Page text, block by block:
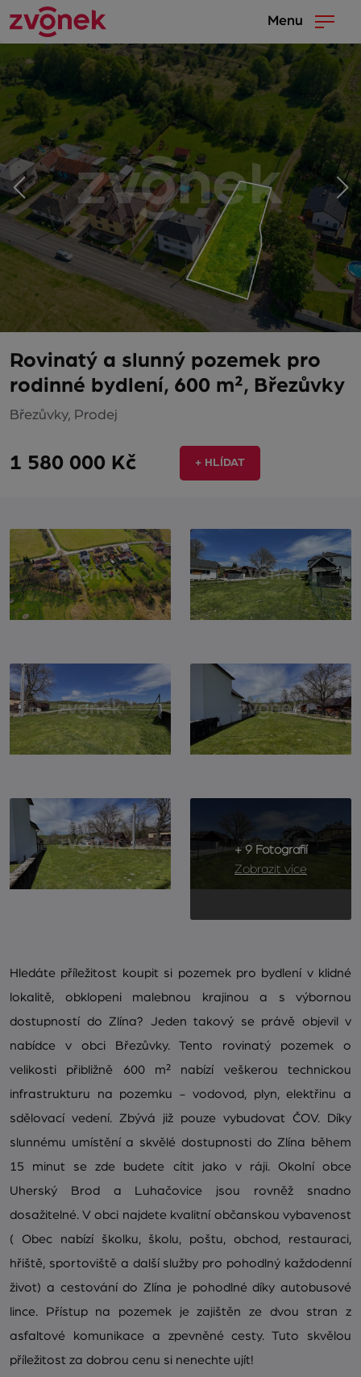
Menu
Rovinatý a slunný pozemek pro
rodinné bydlení, 600 m², Březůvky
Březůvky, Prodej
1 580 000 Kč + HLÍDAT
+ 9 Fotografií
Zobrazit více
Hledáte příležitost koupit si pozemek pro bydlení v klidné
lokalitě, obklopeni malebnou krajinou a s výbornou
dostupností do Zlína? Jeden takový se právě objevil v
nabídce v obci Březůvky. Tento rovinatý pozemek o
velikosti přibližně 600 m² nabízí veškerou technickou
infrastrukturu na pozemku - vodovod, plyn, elektřinu a
sdělovací vedení. Zbývá již pouze vybudovat ČOV. Díky
slunnému umístění a skvělé dostupnosti do Zlína během
15 minut se zde budete cítit jako v ráji. Okolní obce
Uherský Brod a Luhačovice jsou rovněž snadno
dosažitelné. V obci najdete kvalitní občanskou vybavenost
( Obec nabízí školku, školu, poštu, obchod, restauraci,
hřiště, sportoviště a další služby pro pohodlný každodenní
život) a cestování do Zlína je pohodlné díky autobusové
lince. Přístup na pozemek je zajištěn ze dvou stran z
asfaltové komunikace a zpevněné cesty. Tuto skvělou
příležitost za dobrou cenu si nenechte ujít!